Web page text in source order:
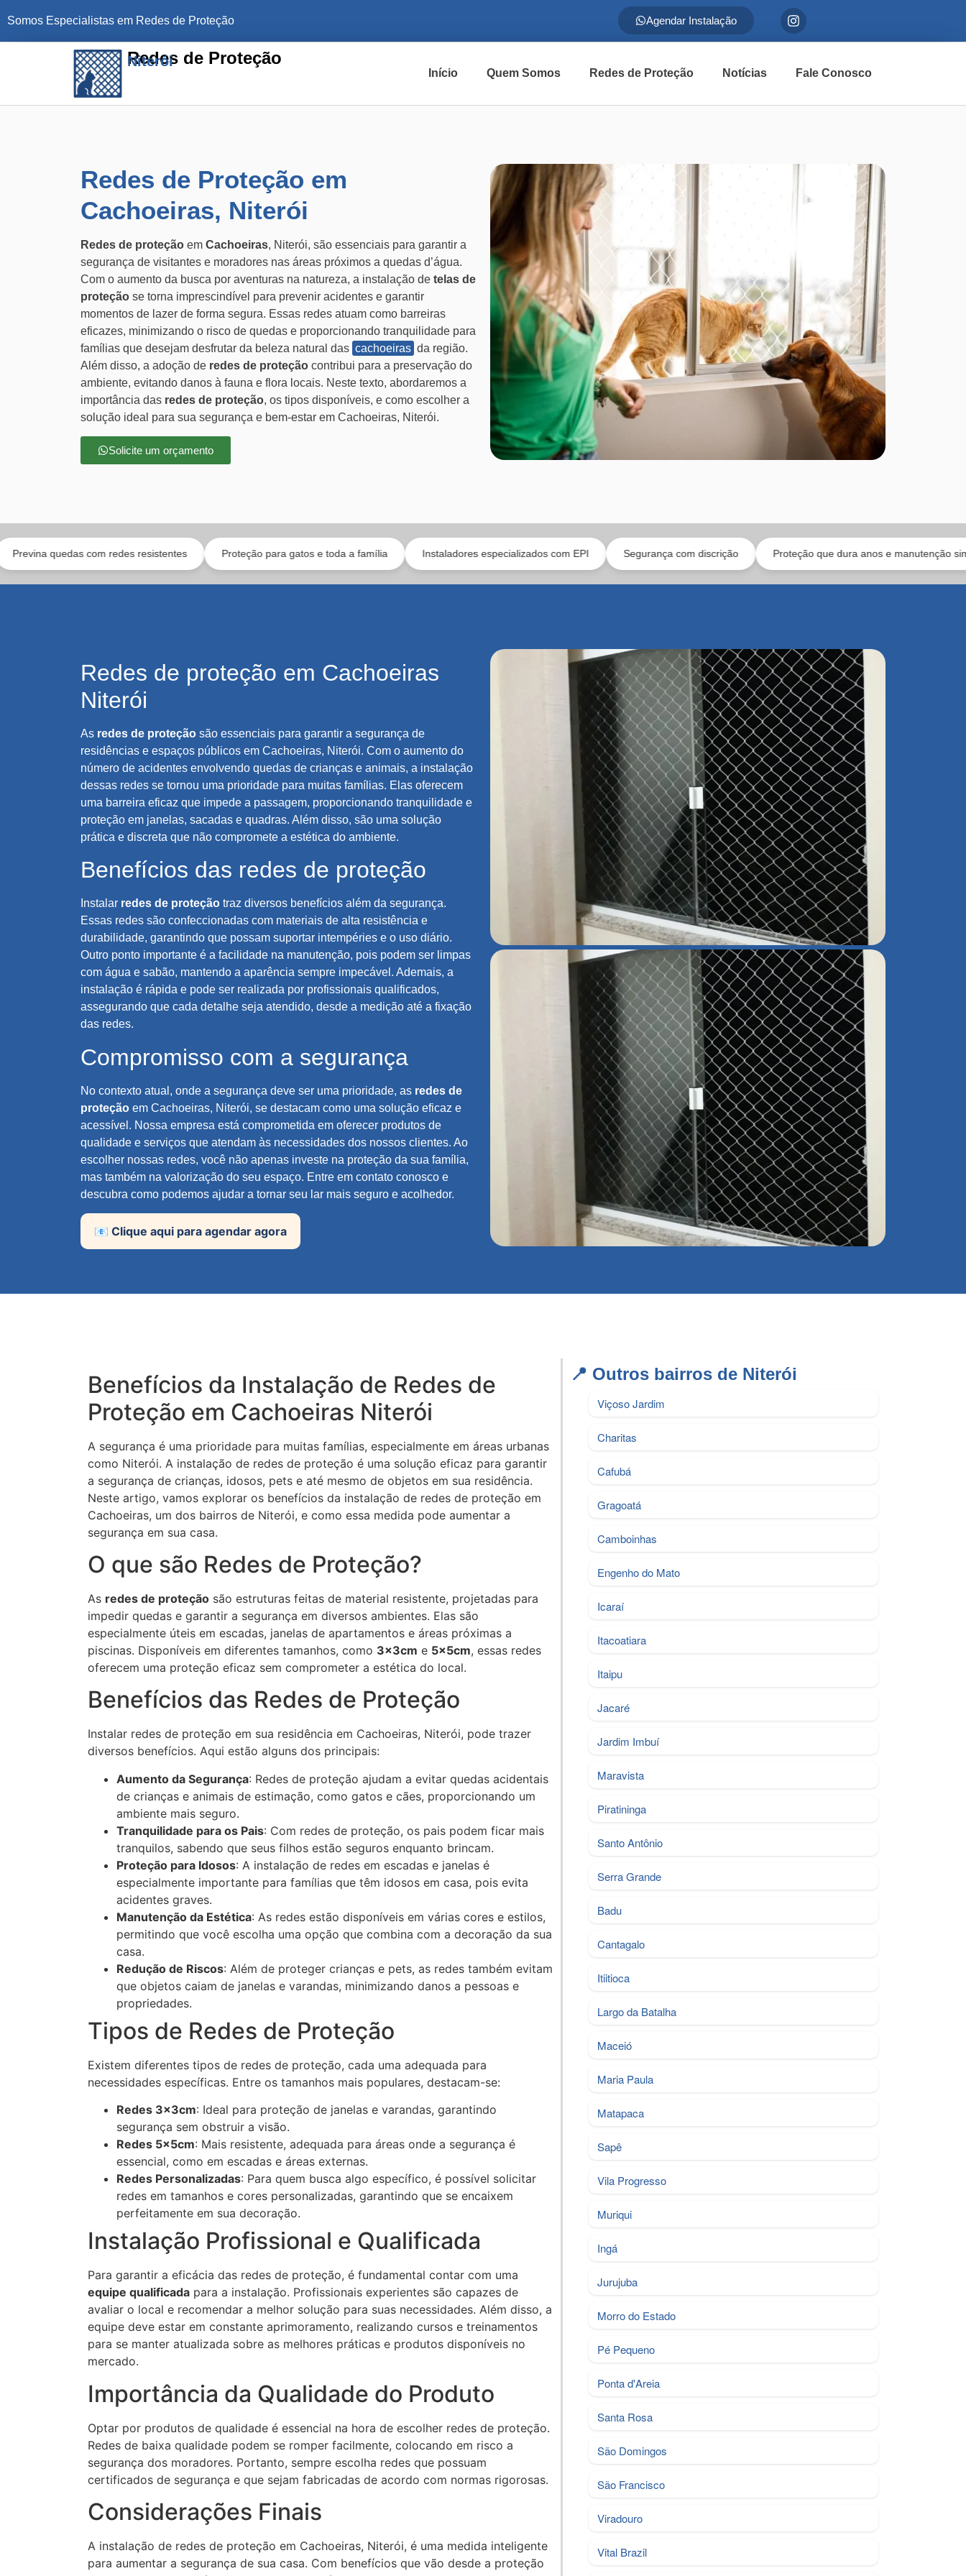
Somos Especialistas em Redes de Proteção Agendar Instalação
Redes de Proteção
Niterói
Início Quem Somos Redes de Proteção Notícias Fale Conosco
Redes de Proteção em
Cachoeiras, Niterói
Redes de proteção em Cachoeiras, Niterói, são essenciais para garantir a
segurança de visitantes e moradores nas áreas próximos a quedas d’água.
Com o aumento da busca por aventuras na natureza, a instalação de telas de
proteção se torna imprescindível para prevenir acidentes e garantir
momentos de lazer de forma segura. Essas redes atuam como barreiras
eficazes, minimizando o risco de quedas e proporcionando tranquilidade para
famílias que desejam desfrutar da beleza natural das cachoeiras da região.
Além disso, a adoção de redes de proteção contribui para a preservação do
ambiente, evitando danos à fauna e flora locais. Neste texto, abordaremos a
importância das redes de proteção, os tipos disponíveis, e como escolher a
solução ideal para sua segurança e bem-estar em Cachoeiras, Niterói.
Solicite um orçamento
com redes resistentes Proteção para gatos e toda a família Instaladores especializados com EPI Segurança com discrição Proteção que dura anos e manutenção simples
Redes de proteção em Cachoeiras
Niterói
As redes de proteção são essenciais para garantir a segurança de
residências e espaços públicos em Cachoeiras, Niterói. Com o aumento do
número de acidentes envolvendo quedas de crianças e animais, a instalação
dessas redes se tornou uma prioridade para muitas famílias. Elas oferecem
uma barreira eficaz que impede a passagem, proporcionando tranquilidade e
proteção em janelas, sacadas e quadras. Além disso, são uma solução
prática e discreta que não compromete a estética do ambiente.
Benefícios das redes de proteção
Instalar redes de proteção traz diversos benefícios além da segurança.
Essas redes são confeccionadas com materiais de alta resistência e
durabilidade, garantindo que possam suportar intempéries e o uso diário.
Outro ponto importante é a facilidade na manutenção, pois podem ser limpas
com água e sabão, mantendo a aparência sempre impecável. Ademais, a
instalação é rápida e pode ser realizada por profissionais qualificados,
assegurando que cada detalhe seja atendido, desde a medição até a fixação
das redes.
Compromisso com a segurança
No contexto atual, onde a segurança deve ser uma prioridade, as redes de
proteção em Cachoeiras, Niterói, se destacam como uma solução eficaz e
acessível. Nossa empresa está comprometida em oferecer produtos de
qualidade e serviços que atendam às necessidades dos nossos clientes. Ao
escolher nossas redes, você não apenas investe na proteção da sua família,
mas também na valorização do seu espaço. Entre em contato conosco e
descubra como podemos ajudar a tornar seu lar mais seguro e acolhedor.
📧 Clique aqui para agendar agora
Benefícios da Instalação de Redes de
Proteção em Cachoeiras Niterói
A segurança é uma prioridade para muitas famílias, especialmente em áreas urbanas
como Niterói. A instalação de redes de proteção é uma solução eficaz para garantir
a segurança de crianças, idosos, pets e até mesmo de objetos em sua residência.
Neste artigo, vamos explorar os benefícios da instalação de redes de proteção em
Cachoeiras, um dos bairros de Niterói, e como essa medida pode aumentar a
segurança em sua casa.
O que são Redes de Proteção?
As redes de proteção são estruturas feitas de material resistente, projetadas para
impedir quedas e garantir a segurança em diversos ambientes. Elas são
especialmente úteis em escadas, janelas de apartamentos e áreas próximas a
piscinas. Disponíveis em diferentes tamanhos, como 3x3cm e 5x5cm, essas redes
oferecem uma proteção eficaz sem comprometer a estética do local.
Benefícios das Redes de Proteção
Instalar redes de proteção em sua residência em Cachoeiras, Niterói, pode trazer
diversos benefícios. Aqui estão alguns dos principais:
Aumento da Segurança: Redes de proteção ajudam a evitar quedas acidentais
de crianças e animais de estimação, como gatos e cães, proporcionando um
ambiente mais seguro.
Tranquilidade para os Pais: Com redes de proteção, os pais podem ficar mais
tranquilos, sabendo que seus filhos estão seguros enquanto brincam.
Proteção para Idosos: A instalação de redes em escadas e janelas é
especialmente importante para famílias que têm idosos em casa, pois evita
acidentes graves.
Manutenção da Estética: As redes estão disponíveis em várias cores e estilos,
permitindo que você escolha uma opção que combina com a decoração da sua
casa.
Redução de Riscos: Além de proteger crianças e pets, as redes também evitam
que objetos caiam de janelas e varandas, minimizando danos a pessoas e
propriedades.
Tipos de Redes de Proteção
Existem diferentes tipos de redes de proteção, cada uma adequada para
necessidades específicas. Entre os tamanhos mais populares, destacam-se:
Redes 3x3cm: Ideal para proteção de janelas e varandas, garantindo
segurança sem obstruir a visão.
Redes 5x5cm: Mais resistente, adequada para áreas onde a segurança é
essencial, como em escadas e áreas externas.
Redes Personalizadas: Para quem busca algo específico, é possível solicitar
redes em tamanhos e cores personalizadas, garantindo que se encaixem
perfeitamente em sua decoração.
Instalação Profissional e Qualificada
Para garantir a eficácia das redes de proteção, é fundamental contar com uma
equipe qualificada para a instalação. Profissionais experientes são capazes de
avaliar o local e recomendar a melhor solução para suas necessidades. Além disso, a
equipe deve estar em constante aprimoramento, realizando cursos e treinamentos
para se manter atualizada sobre as melhores práticas e produtos disponíveis no
mercado.
Importância da Qualidade do Produto
Optar por produtos de qualidade é essencial na hora de escolher redes de proteção.
Redes de baixa qualidade podem se romper facilmente, colocando em risco a
segurança dos moradores. Portanto, sempre escolha redes que possuam
certificados de segurança e que sejam fabricadas de acordo com normas rigorosas.
Considerações Finais
A instalação de redes de proteção em Cachoeiras, Niterói, é uma medida inteligente
para aumentar a segurança de sua casa. Com benefícios que vão desde a proteção
📍 Outros bairros de Niterói​
Viçoso Jardim
Charitas
Cafubá
Gragoatá
Camboinhas
Engenho do Mato
Icaraí
Itacoatiara
Itaipu
Jacaré
Jardim Imbuí
Maravista
Piratininga
Santo Antônio
Serra Grande
Badu
Cantagalo
Itiitioca
Largo da Batalha
Maceió
Maria Paula
Matapaca
Sapê
Vila Progresso
Muriqui
Ingá
Jurujuba
Morro do Estado
Pé Pequeno
Ponta d'Areia
Santa Rosa
São Domingos
São Francisco
Viradouro
Vital Brazil